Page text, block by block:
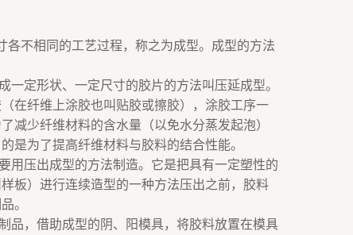
不相同的工艺过程，称之为成型。成型的方法
定形状、一定尺寸的胶片的方法叫压延成型。
在纤维上涂胶也叫贴胶或擦胶），涂胶工序一
减少纤维材料的含水量（以免水分蒸发起泡）
是为了提高纤维材料与胶料的结合性能。
用压出成型的方法制造。它是把具有一定塑性的
板）进行连续造型的一种方法压出之前，胶料
。
品，借助成型的阴、阳模具，将胶料放置在模具